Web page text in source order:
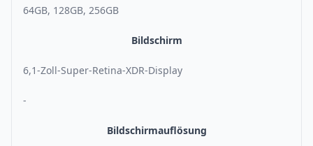
64GB, 128GB, 256GB
Bildschirm
6,1-Zoll-Super-Retina-XDR-Display
-
Bildschirmauflösung